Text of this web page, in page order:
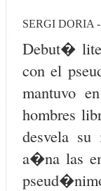
SERGI DORIA
Debut�
con el
mantuvo
hombres
desvela
a�na las